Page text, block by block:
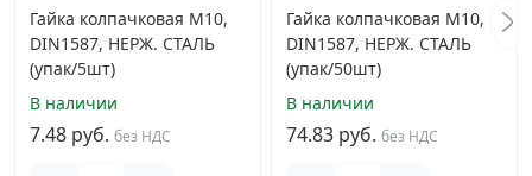
Гайка колпачковая М10,
DIN1587, НЕРЖ. СТАЛЬ
(упак/5шт)
В наличии
7.48 руб. без НДС
Гайка колпачковая М10,
DIN1587, НЕРЖ. СТАЛЬ
(упак/50шт)
В наличии
74.83 руб. без НДС